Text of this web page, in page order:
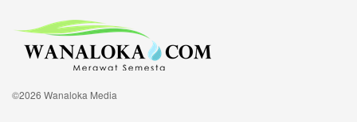
©2026 Wanaloka Media